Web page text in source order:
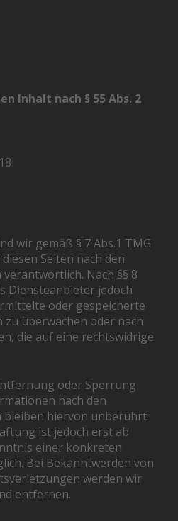
Inhalt nach § 55 Abs. 2
wir gemäß § 7 Abs.1 TMG
Seiten nach den
Nach §§ 8
Diensteanbieter jedoch
oder gespeicherte
überwachen oder nach
die auf eine rechtswidrige
oder Sperrung
nach den
bleiben hiervon unberührt.
ist jedoch erst ab
einer konkreten
Bei Bekanntwerden von
werden wir
entfernen.